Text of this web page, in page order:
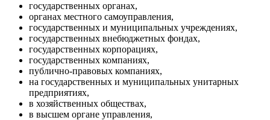
государственных органах,
органах местного самоуправления,
государственных и муниципальных учреждениях,
государственных внебюджетных фондах,
государственных корпорациях,
государственных компаниях,
публично-правовых компаниях,
на государственных и муниципальных унитарных
предприятиях,
в хозяйственных обществах,
в высшем органе управления,